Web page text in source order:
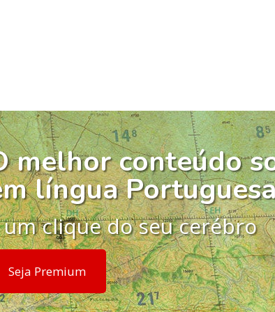
melhor conteúdo
língua
um clique do seu cerébro
Seja Premium